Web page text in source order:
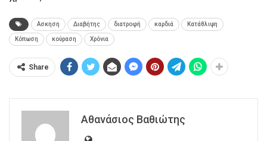
Ασκηση Διαβήτης διατροφή καρδιά Κατάθλιψη
Κόπωση κούραση Χρόνια
Share
Αθανάσιος Βαθιώτης